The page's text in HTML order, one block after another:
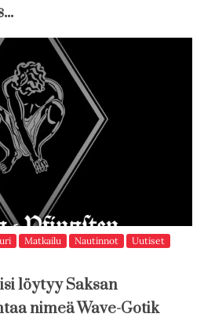
Matkailu Nautinnot
Uutiset
löytyy Saksan
nimeä Wave-Gotik